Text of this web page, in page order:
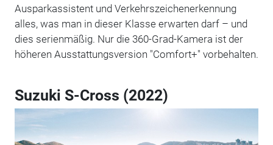
Ausparkassistent und Verkehrszeichenerkennung
alles, was man in dieser Klasse erwarten darf – und
dies serienmäßig. Nur die 360-Grad-Kamera ist der
höheren Ausstattungsversion "Comfort+" vorbehalten.
Suzuki S-Cross (2022)